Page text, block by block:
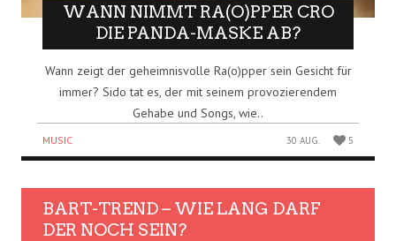
WANN NIMMT RA(O)PPER CRO
DIE PANDA-MASKE AB?
Wann zeigt der geheimnisvolle Ra(o)pper sein Gesicht für
immer? Sido tat es, der mit seinem provozierendem
Gehabe und Songs, wie..
MUSIC 30 AUG. 5
BART-TREND – WIE LANG DARF
DER NOCH SEIN?